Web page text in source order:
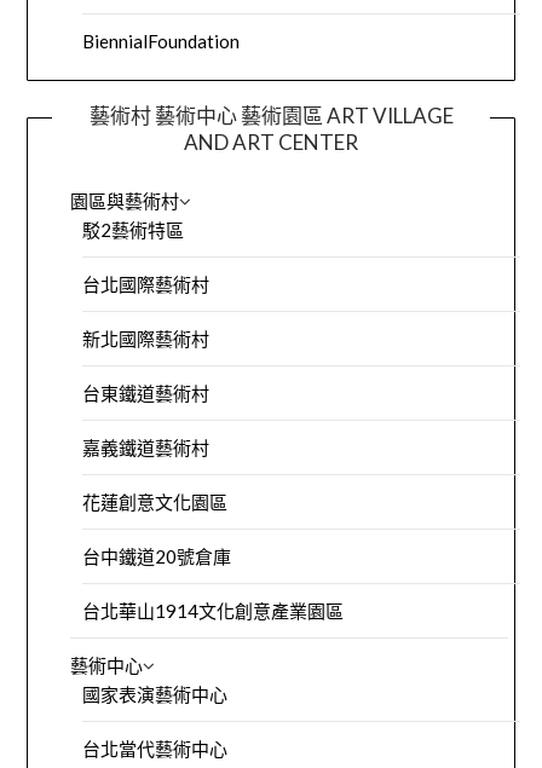
BiennialFoundation
藝術村 藝術中心 藝術園區 ART VILLAGE
AND ART CENTER
園區與藝術村
駁2藝術特區
台北國際藝術村
新北國際藝術村
台東鐵道藝術村
嘉義鐵道藝術村
花蓮創意文化園區
台中鐵道20號倉庫
台北華山1914文化創意產業園區
藝術中心
國家表演藝術中心
台北當代藝術中心